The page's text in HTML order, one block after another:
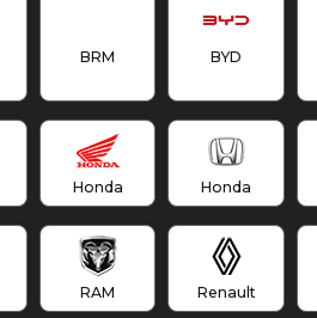
BRM BYD
Honda Honda
RAM Renault